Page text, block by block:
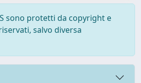
sono protetti da copyright e
salvo diversa